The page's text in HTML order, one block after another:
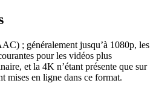
; généralement jusqu’à 1080p, les
pour les vidéos plus
et la 4K n’étant présente que sur
mises en ligne dans ce format.